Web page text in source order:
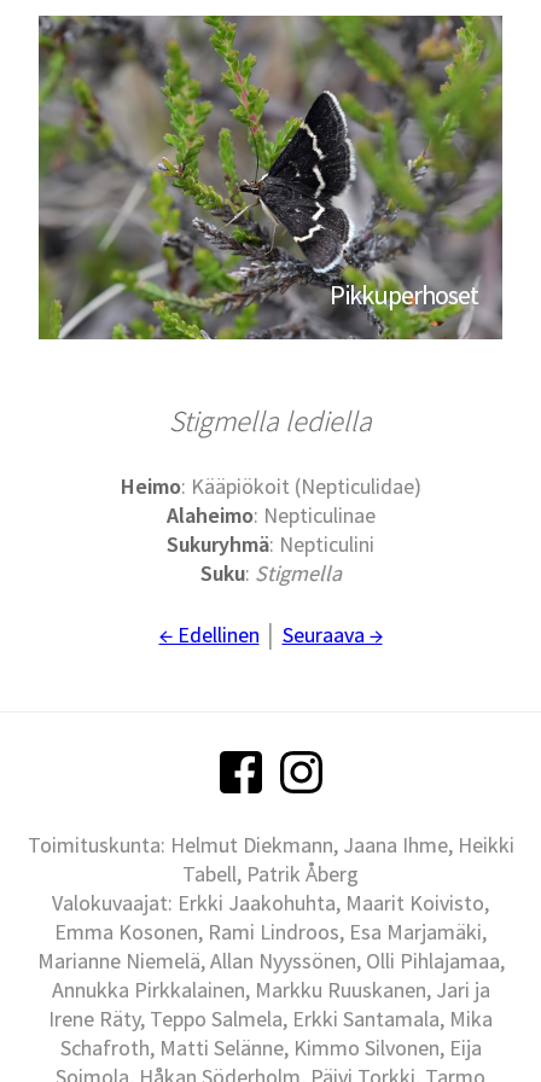
Pikkuperhoset
Stigmella lediella
Heimo: Kääpiökoit (Nepticulidae)
Alaheimo: Nepticulinae
Sukuryhmä: Nepticulini
Suku: Stigmella
← Edellinen Seuraava →
Toimituskunta: Helmut Diekmann, Jaana Ihme, Heikki
Tabell, Patrik Åberg
Valokuvaajat: Erkki Jaakohuhta, Maarit Koivisto,
Emma Kosonen, Rami Lindroos, Esa Marjamäki,
Marianne Niemelä, Allan Nyyssönen, Olli Pihlajamaa,
Annukka Pirkkalainen, Markku Ruuskanen, Jari ja
Irene Räty, Teppo Salmela, Erkki Santamala, Mika
Schafroth, Matti Selänne, Kimmo Silvonen, Eija